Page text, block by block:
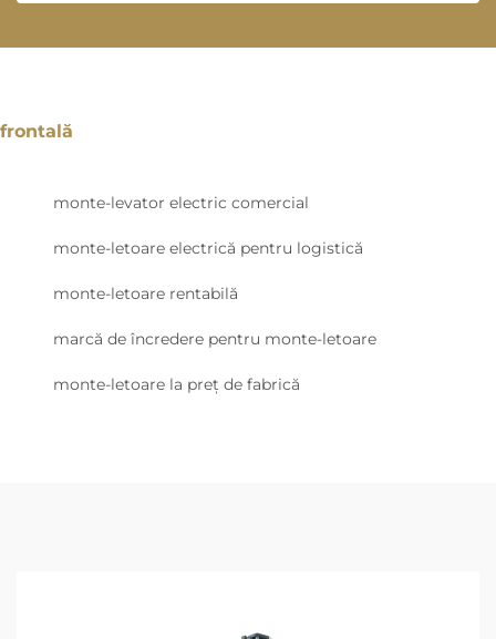
frontală
monte-levator electric comercial
monte-letoare electrică pentru logistică
monte-letoare rentabilă
marcă de încredere pentru monte-letoare
monte-letoare la preț de fabrică